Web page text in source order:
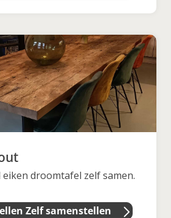
droomtafel zelf samen.
Zelf samenstellen